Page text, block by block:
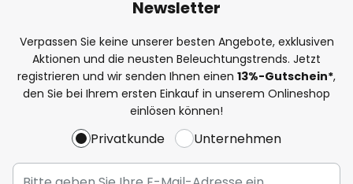
Newsletter
Verpassen Sie keine unserer besten Angebote, exklusiven
Aktionen und die neusten Beleuchtungstrends. Jetzt
registrieren und wir senden Ihnen einen 13%-Gutschein*,
den Sie bei Ihrem ersten Einkauf in unserem Onlineshop
einlösen können!
Privatkunde Unternehmen